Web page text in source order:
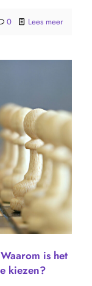
0 Lees meer
is het
kiezen?